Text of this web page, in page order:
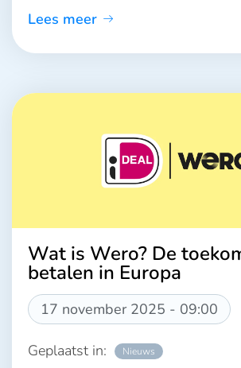
Lees meer
Wat is Wero? De
betalen in Europa
17 november 2025 - 09:00
Geplaatst in: Nieuws